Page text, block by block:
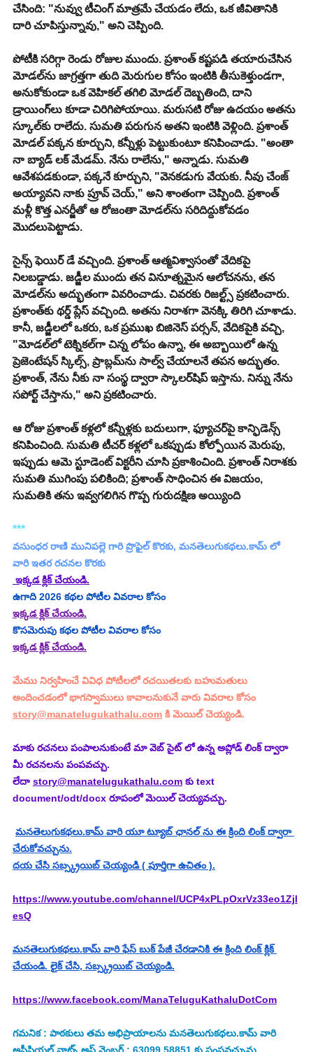
చేసింది: "నువ్వు టీచింగ్ మాత్రమే చేయడం లేదు, ఒక జీవితానికి
దారి చూపిస్తున్నావు," అని చెప్పింది.
​పోటీకి సరిగ్గా రెండు రోజుల ముందు. ప్రశాంత్ కష్టపడి తయారుచేసిన
మోడల్‌ను జాగ్రత్తగా తుది మెరుగుల కోసం ఇంటికి తీసుకెళ్తుండగా,
అనుకోకుండా ఒక వెహికల్ తగిలి మోడల్ దెబ్బతింది, దాని
డ్రాయింగ్‌లు కూడా చిరిగిపోయాయి. మరుసటి రోజు ఉదయం అతను
స్కూల్‌కు రాలేదు. సుమతి పరుగున అతని ఇంటికి వెళ్లింది. ప్రశాంత్
మోడల్ పక్కన కూర్చుని, కన్నీళ్లు పెట్టుకుంటూ కనిపించాడు. "అంతా
నా బ్యాడ్ లక్ మేడమ్. నేను రాలేను," అన్నాడు. సుమతి
ఆవేశపడకుండా, పక్కనే కూర్చుని, "వెనకడుగు వేయకు. నీవు చేంజ్
అయ్యావని నాకు ప్రూవ్ చెయ్," అని శాంతంగా చెప్పింది. ప్రశాంత్
మళ్లీ కొత్త ఎనర్జీతో ఆ రోజంతా మోడల్‌ను సరిదిద్దుకోవడం
మొదలుపెట్టాడు.
​సైన్స్ ఫెయిర్ డే వచ్చింది. ప్రశాంత్ ఆత్మవిశ్వాసంతో వేదికపై
నిలబడ్డాడు. జడ్జీల ముందు తన వినూత్నమైన ఆలోచనను, తన
మోడల్‌ను అద్భుతంగా వివరించాడు. చివరకు రిజల్ట్స్ ప్రకటించారు.
ప్రశాంత్‌కు థర్డ్ ప్లేస్ వచ్చింది. అతను నిరాశగా వెనక్కి తిరిగి చూశాడు.
కానీ, జడ్జీలలో ఒకరు, ఒక ప్రముఖ బిజినెస్ పర్సన్, వేదికపైకి వచ్చి,
"మోడల్‌లో టెక్నికల్‌గా చిన్న లోపం ఉన్నా, ఈ అబ్బాయిలో ఉన్న
ప్రెజెంటేషన్ స్కిల్స్, ప్రాబ్లమ్‌ను సాల్వ్ చేయాలనే తపన అద్భుతం.
ప్రశాంత్, నేను నీకు నా సంస్థ ద్వారా స్కాలర్‌షిప్ ఇస్తాను. నిన్ను నేను
సపోర్ట్ చేస్తాను," అని ప్రకటించారు.
​ఆ రోజు ప్రశాంత్ కళ్లలో కన్నీళ్లకు బదులుగా, ఫ్యూచర్‌పై కాన్ఫిడెన్స్
కనిపించింది. సుమతి టీచర్ కళ్లలో ఒకప్పుడు కోల్పోయిన మెరుపు,
ఇప్పుడు ఆమె స్టూడెంట్ విక్టరీని చూసి ప్రకాశించింది. ప్రశాంత్ నిరాశకు
సుమతి ముగింపు పలికింది; ప్రశాంత్ సాధించిన ఈ విజయం,
సుమతికి తను ఇవ్వగలిగిన గొప్ప గురుదక్షిణ అయ్యింది
***
వసుంధర రాణి మునిపల్లె గారి ప్రొఫైల్ కొరకు, మనతెలుగుకథలు.కామ్ లో
వారి ఇతర రచనల కొరకు
ఇక్కడ క్లిక్ చేయండి.
ఉగాది 2026 కథల పోటీల వివరాల కోసం
ఇక్కడ క్లిక్ చేయండి.
కొసమెరుపు కథల పోటీల వివరాల కోసం
ఇక్కడ క్లిక్ చేయండి.
మేము నిర్వహించే వివిధ పోటీలలో రచయితలకు బహుమతులు
అందించడంలో భాగస్వాములు కావాలనుకునే వారు వివరాల కోసం
story@manatelugukathalu.com కి మెయిల్ చెయ్యండి.
మాకు రచనలు పంపాలనుకుంటే మా వెబ్ సైట్ లో ఉన్న అప్లోడ్ లింక్ ద్వారా
మీ రచనలను పంపవచ్చు.
లేదా story@manatelugukathalu.com కు text
document/odt/docx రూపంలో మెయిల్ చెయ్యవచ్చు.
మనతెలుగుకథలు.కామ్ వారి యూ ట్యూబ్ ఛానల్ ను ఈ క్రింది లింక్ ద్వారా
చేరుకోవచ్చును.
దయ చేసి సబ్స్క్రయిబ్ చెయ్యండి ( పూర్తిగా ఉచితం ).
https://www.youtube.com/channel/UCP4xPLpOxrVz33eo1Zjl
esQ
మనతెలుగుకథలు.కామ్ వారి ఫేస్ బుక్ పేజీ చేరడానికి ఈ క్రింది లింక్ క్లిక్
చేయండి. లైక్ చేసి, సబ్స్క్రయిబ్ చెయ్యండి.
https://www.facebook.com/ManaTeluguKathaluDotCom
గమనిక : పాఠకులు తమ అభిప్రాయాలను మనతెలుగుకథలు.కామ్ వారి